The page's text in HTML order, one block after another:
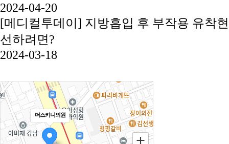
2024-04-20
[메디컬투데이] 지방흡입 후 부작용 유착
선하려면?
2024-03-18
더스키니의원